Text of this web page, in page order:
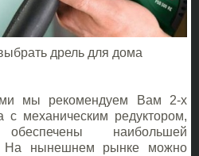
дрель для дома
мы рекомендуем Вам 2-х
с механическим редуктором,
наибольшей
На нынешнем рынке можно